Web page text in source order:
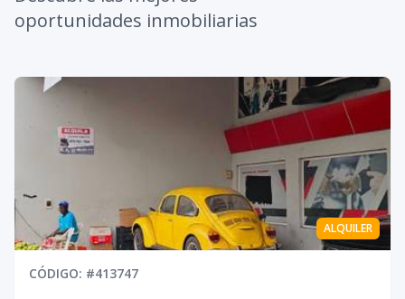
oportunidades inmobiliarias
ALQUILER
CÓDIGO: #413747